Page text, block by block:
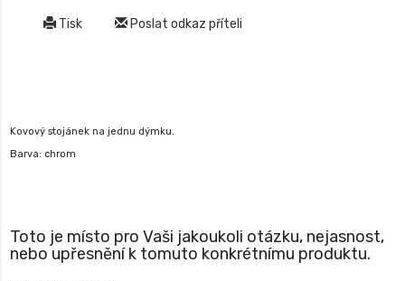
Tisk Poslat odkaz příteli
Kovový stojánek na jednu dýmku.
Barva: chrom
Toto je místo pro Vaši jakoukoli otázku, nejasnost,
nebo upřesnění k tomuto konkrétnímu produktu.